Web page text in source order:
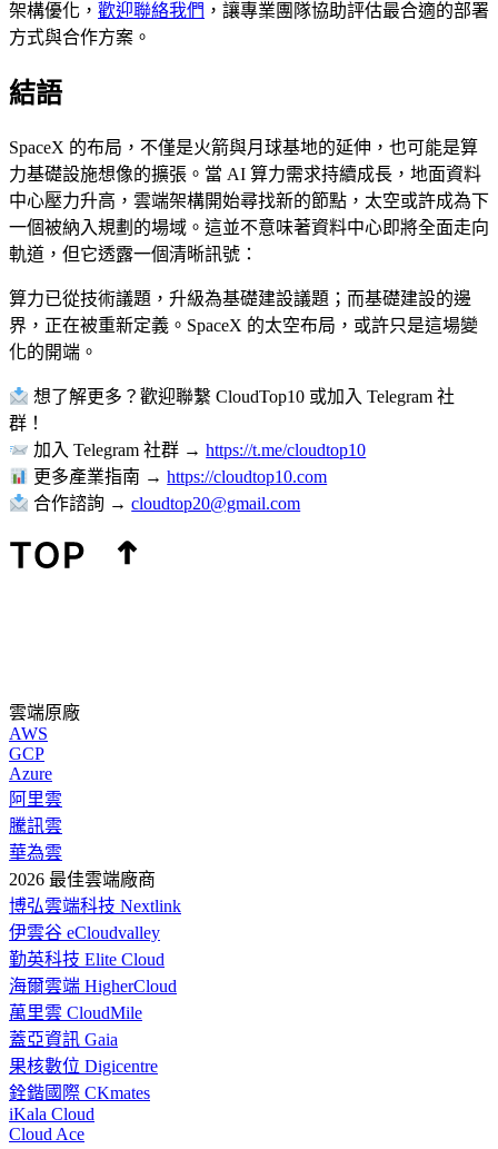
架構優化， 歡迎聯絡我們 ，讓專業團隊協助評估最合適的部署
方式與合作方案。
結語
SpaceX 的布局，不僅是火箭與月球基地的延伸，也可能是算
力基礎設施想像的擴張。當 AI 算力需求持續成長，地面資料
中心壓力升高，雲端架構開始尋找新的節點，太空或許成為下
一個被納入規劃的場域。這並不意味著資料中心即將全面走向
軌道，但它透露一個清晰訊號：
算力已從技術議題，升級為基礎建設議題；而基礎建設的邊
界，正在被重新定義。SpaceX 的太空布局，或許只是這場變
化的開端。
想了解更多？歡迎聯繫 CloudTop10 或加入 Telegram 社
群！
加入 Telegram 社群 →https://t.me/cloudtop10
更多產業指南 →https://cloudtop10.com
合作諮詢 →cloudtop20@gmail.com
雲端原廠
AWS
GCP
Azure
阿里雲
騰訊雲
華為雲
2026 最佳雲端廠商
博弘雲端科技 Nextlink
伊雲谷 eCloudvalley
勤英科技 Elite Cloud
海爾雲端 HigherCloud
萬里雲 CloudMile
蓋亞資訊 Gaia
果核數位 Digicentre
銓鍇國際 CKmates
iKala Cloud
Cloud Ace